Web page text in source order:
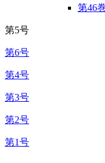
第46
第5号
第6号
第4号
第3号
第2号
第1号